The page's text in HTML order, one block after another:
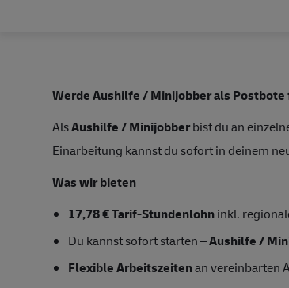
Werde Aushilfe / Minijobber als
AlsAushilfe / Minijobberbist du an
Einarbeitung kannst du sofort in deinem
Was wir bieten
17,78 € Tarif-Stundenlohninkl.
Du kannst sofort starten –Aushilfe /
Flexible Arbeitszeitenan vereinbarten